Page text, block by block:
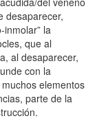
desaparecer,
la
que al
al desaparecer,
con la
elementos
parte de la